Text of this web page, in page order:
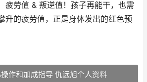
疲劳值 & 叛逆值！孩子再能干，也需
升的疲劳值，正是身体发出的红色预
作和加成指导 仇远旭个人资料